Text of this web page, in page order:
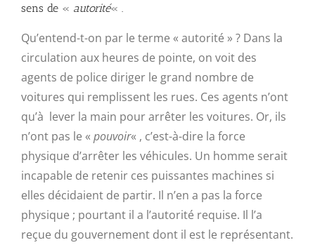
sens de « autorité« .
Qu’entend-t-on par le terme « autorité » ? Dans la
circulation aux heures de pointe, on voit des
agents de police diriger le grand nombre de
voitures qui remplissent les rues. Ces agents n’ont
qu’à lever la main pour arrêter les voitures. Or, ils
n’ont pas le « pouvoir« , c’est-à-dire la force
physique d’arrêter les véhicules. Un homme serait
incapable de retenir ces puissantes machines si
elles décidaient de partir. Il n’en a pas la force
physique ; pourtant il a l’autorité requise. Il l’a
reçue du gouvernement dont il est le représentant.